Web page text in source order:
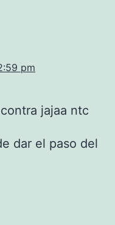
pm
jajaa ntc
dar el paso del